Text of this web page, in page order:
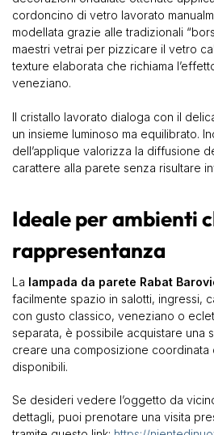
cordoncino di vetro lavorato
modellata grazie alle tradizionali
maestri vetrai per pizzicare il vetro
texture elaborata che richiama
veneziano.
Il cristallo lavorato dialoga con il
un insieme luminoso ma equilibrato.
dell’applique valorizza la diffusione
carattere alla parete senza risultare
Ideale per ambienti
rappresentanza
La lampada da parete Rabat
facilmente spazio in salotti, ingressi,
con gusto classico, veneziano o
separata, è possibile acquistare una
creare una composizione coordinata
disponibili.
Se desideri vedere l’oggetto da
dettagli, puoi prenotare una visita